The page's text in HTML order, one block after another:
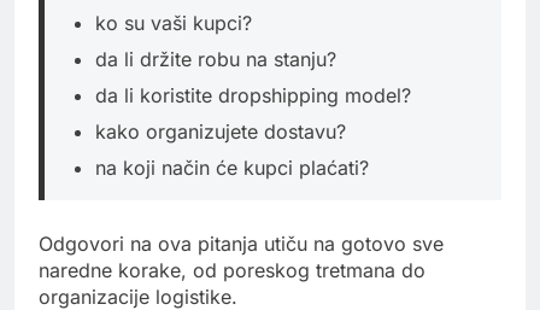
ko su vaši kupci?
da li držite robu na stanju?
da li koristite dropshipping model?
kako organizujete dostavu?
na koji način će kupci plaćati?
Odgovori na ova pitanja utiču na gotovo sve
naredne korake, od poreskog tretmana do
organizacije logistike.